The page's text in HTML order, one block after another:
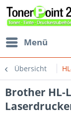
Menü
Übersicht
Brother HL-